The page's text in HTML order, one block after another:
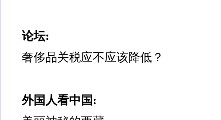
论坛:
奢侈品关税应不应该降低？
外国人看中国: